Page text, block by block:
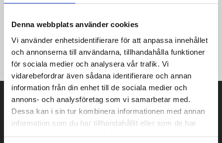
Denna webbplats använder cookies
Vi använder enhetsidentifierare för att anpassa innehållet
och annonserna till användarna, tillhandahålla funktioner
för sociala medier och analysera vår trafik. Vi
vidarebefordrar även sådana identifierare och annan
information från din enhet till de sociala medier och
annons- och analysföretag som vi samarbetar med.
Dessa kan i sin tur kombinera informationen med annan
information som du har tillhandahållit eller som de har
samlat in när du har använt deras tjänster.
"laptop ·Ytterligare ett stort fack med dragkedja samt
ficka med dragkedja ·Två sidofickor i mesh ·Kapacitet: 30 liter
transfertryck ·Maximal yta för brodering: 10 (sybåge) ·Maximal
tryckyta: 18 x 11 cm.
Prisuppgift på mailen?
Kontakta oss här för att få förslag på produkt och pris över
mailen.
Det går också utmärkt att bara ställa frågor!